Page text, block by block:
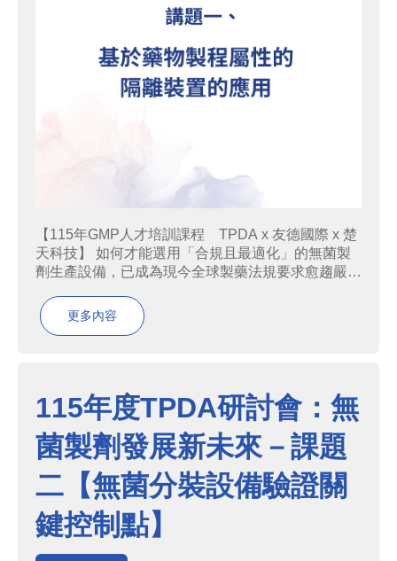
【115年GMP人才培訓課程 TPDA x 友德國際 x 楚
天科技】 如何才能選用「合規且最適化」的無菌製
劑生產設備，已成為現今全球製藥法規要求愈趨嚴格
劑的製程在各式製程中尤為嚴格，從設備選型、製程
設計到容器密封完整性，都必須依產品特性搭配最
更多內容
115年度TPDA研討會：無
菌製劑發展新未來－課題
二【無菌分裝設備驗證關
鍵控制點】